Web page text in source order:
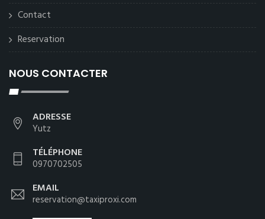
Contact
Reservation
NOUS CONTACTER
ADRESSE
Yutz
TÉLÉPHONE
0970702505
EMAIL
reservation@taxiproxi.com